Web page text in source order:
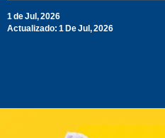
1 de Jul, 2026
Actualizado: 1 De Jul, 2026